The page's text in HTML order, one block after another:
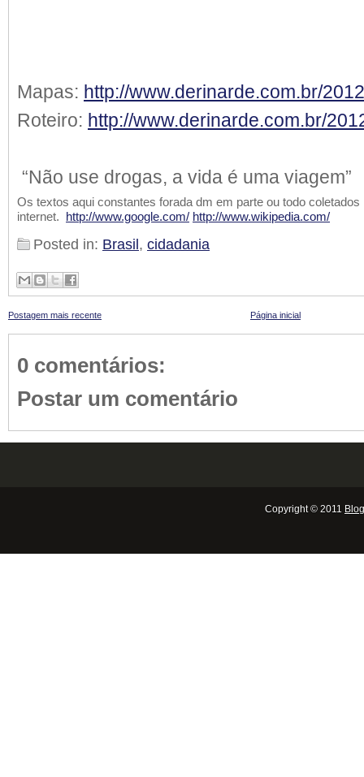
Mapas: http://www.derinarde.com.br/
Roteiro: http://www.derinarde.com.br/
“Não use drogas, a vida é uma viagem”
Os textos aqui constantes forada dm em parte ou todo coletados
internet. http://www.google.com/ http://www.wikipedia.com/
Posted in: Brasil , cidadania
Postagem mais recente Página inicial
0 comentários:
Postar um comentário
Copyright © 2011